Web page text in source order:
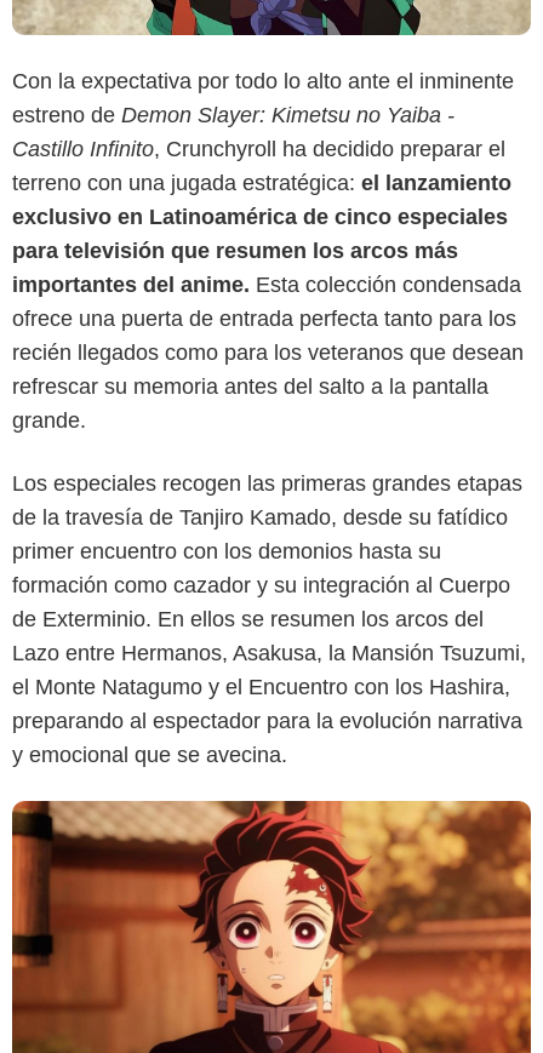
Con la expectativa por todo lo alto ante el inminente
estreno de Demon Slayer: Kimetsu no Yaiba -
Castillo Infinito, Crunchyroll ha decidido preparar el
terreno con una jugada estratégica: el lanzamiento
exclusivo en Latinoamérica de cinco especiales
para televisión que resumen los arcos más
importantes del anime. Esta colección condensada
ofrece una puerta de entrada perfecta tanto para los
recién llegados como para los veteranos que desean
refrescar su memoria antes del salto a la pantalla
grande.
Los especiales recogen las primeras grandes etapas
de la travesía de Tanjiro Kamado, desde su fatídico
primer encuentro con los demonios hasta su
formación como cazador y su integración al Cuerpo
de Exterminio. En ellos se resumen los arcos del
Lazo entre Hermanos, Asakusa, la Mansión Tsuzumi,
el Monte Natagumo y el Encuentro con los Hashira,
preparando al espectador para la evolución narrativa
y emocional que se avecina.
Crunchyroll
Crunchyroll